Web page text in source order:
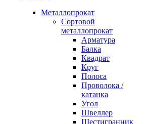
Металлопрокат
Сортовой
металлопрокат
Арматура
Балка
Квадрат
Круг
Полоса
Проволока /
катанка
Угол
Швеллер
Шестигранник